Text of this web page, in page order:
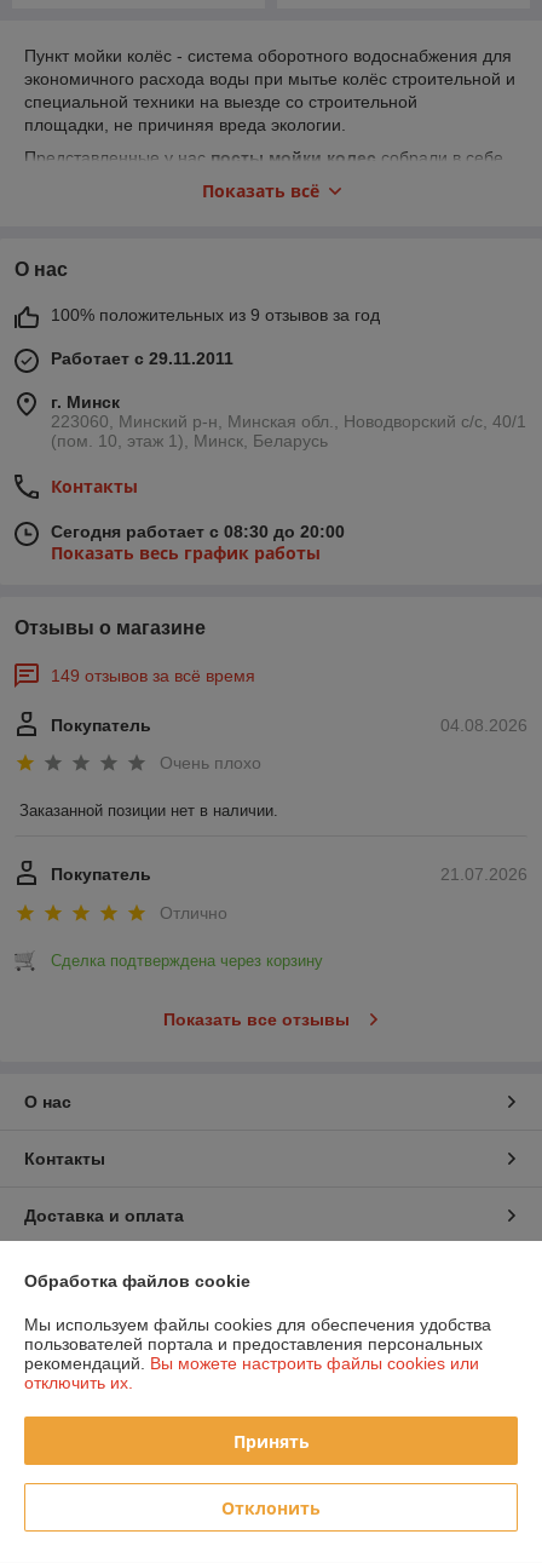
Пункт мойки колёс - система оборотного водоснабжения для
экономичного расхода воды при мытье колёс строительной и
специальной техники на выезде со строительной
площадки, не причиняя вреда экологии.
Представленные у нас посты мойки колес собрали в себе
всё самоё лучшее и превосходят по качеству своих аналогов.
Не раз Вам приходилось видеть, как на стройплощадках
было добиться нормального рабочего давления. Наши
заводской готовности. При производстве пунктов мойки
качественный материал и специальная сварка, а также ноу-
срок службы в разы. Так же мы гарантируем безотказную
работу пункта мойки колёс до 5 градусов ниже нуля и
удобную эксплуатацию.
Все пункты мойки колёс проходят серьёзные заводские
Воспользуйтесь нашим предложением и будете удивлены
приятным соотношением цены и качества.
Показать всё
О нас
100% положительных из 9 отзывов за год
Работает с 29.11.2011
г. Минск
223060, Минский р-н, Минская обл., Новодворский с/с, 40/1
(пом. 10, этаж 1), Минск, Беларусь
Контакты
Сегодня работает с 08:30 до 20:00
Показать весь график работы
Отзывы о магазине
149 отзывов за всё время
04.08.2026
Покупатель
Очень плохо
Заказанной позиции нет в наличии.
21.07.2026
Покупатель
Отлично
Сделка подтверждена через корзину
Показать все отзывы
О нас
Контакты
Доставка и оплата
График работы
Полная версия сайта
Политика обработки cookies
Сайт создан на платформе Deal.by
Обработка файлов cookie
Мы используем файлы cookies для обеспечения удобства
пользователей портала и предоставления персональных
рекомендаций. Вы можете настроить файлы cookies или
отключить их.
Принять
Отклонить